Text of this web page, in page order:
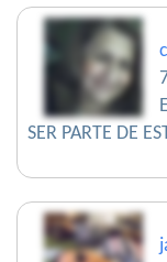
SER PARTE DE